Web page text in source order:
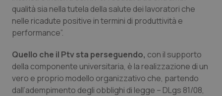
Tumore al seno
Tumore ovarico
Tumori del Polmone & Testa Collo
Tumori gastrointestinali
qualità sia nella tutela della salute dei lavoratori che
nelle ricadute positive in termini di produttività e
performance”.
Quello che il Ptv sta perseguendo, con il supporto
della componente universitaria, è la realizzazione di un
vero e proprio modello organizzativo che, partendo
dall’adempimento degli obblighi di legge – DLgs 81/08,